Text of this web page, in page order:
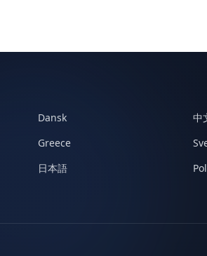
Dansk 中
Greece
日本語